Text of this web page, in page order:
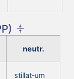
neutr.
stillat‑um